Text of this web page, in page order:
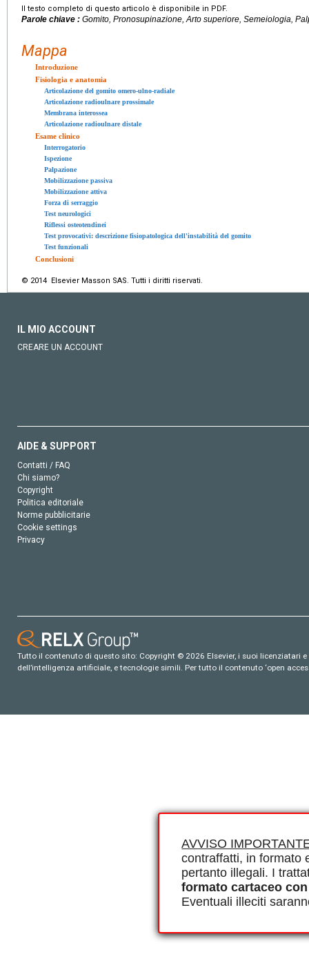
AVVISO
contraffatti, in formato
pertanto illegali. I
formato cartaceo
Eventuali illeciti
Il testo completo di questo articolo è disponibile in PDF.
Parole chiave : Gomito, Pronosupinazione, Arto superiore, Semeiologia,
Mappa
Introduzione
Fisiologia e anatomia
Articolazione del gomito omero-ulno-radiale
Articolazione radioulnare prossimale
Membrana interossea
Articolazione radioulnare distale
Esame clinico
Interrogatorio
Ispezione
Palpazione
Mobilizzazione passiva
Mobilizzazione attiva
Forza di serraggio
Test neurologici
Riflessi osteotendinei
Test provocativi: descrizione fisiopatologica dell'instabilità del gomito
Test funzionali
Conclusioni
© 2014 Elsevier Masson SAS. Tutti i diritti riservati.
IL MIO ACCOUNT
CREARE UN ACCOUNT
AIDE & SUPPORT
Contatti / FAQ
Chi siamo?
Copyright
Politica editoriale
Norme pubblicitarie
Cookie settings
Privacy
Tutto il contenuto di questo sito: Copyright © 2026 Elsevier, i suoi
dell’intelligenza artificiale, e tecnologie simili. Per tutto il contenuto ‘open